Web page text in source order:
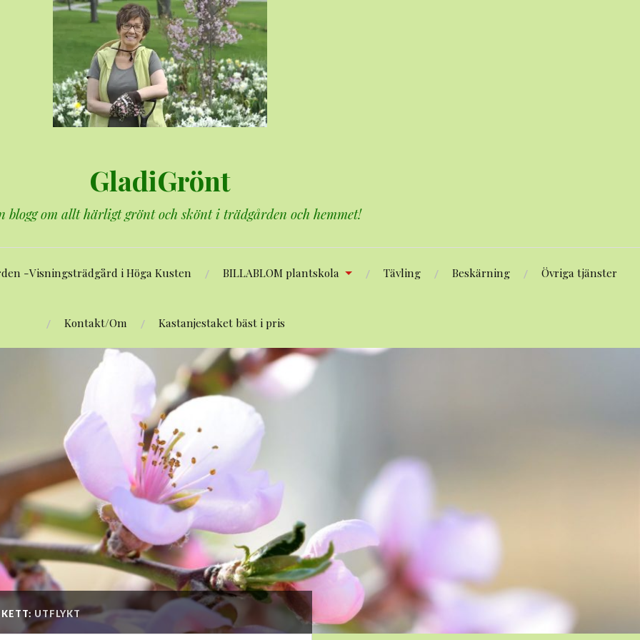
GladiGrönt
blogg om allt härligt grönt och skönt i trädgården och hemmet!
-Visningsträdgård i Höga Kusten BILLABLOM plantskola Tävling Beskärning Övriga tjänster
Kontakt/Om Kastanjestaket bäst i pris
UTFLYKT